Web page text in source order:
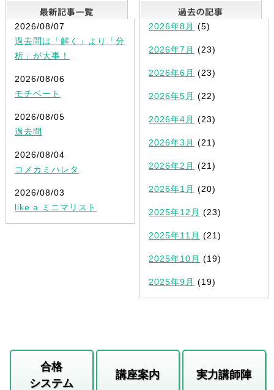
最新記事一覧
2026/08/07
過去問は「解く」より「分
析」が大事！
2026/08/06
モチベート
2026/08/05
過去問
2026/08/04
コメカミハレタ
2026/08/03
like a ミニマリスト
2026年8月 (5)
2026年7月 (23)
2026年6月 (23)
2026年5月 (22)
2026年4月 (23)
2026年3月 (21)
2026年2月 (21)
2026年1月 (20)
2025年12月 (23)
2025年11月 (21)
2025年10月 (19)
2025年9月 (19)
合格
システム
講座案内 実力講師陣